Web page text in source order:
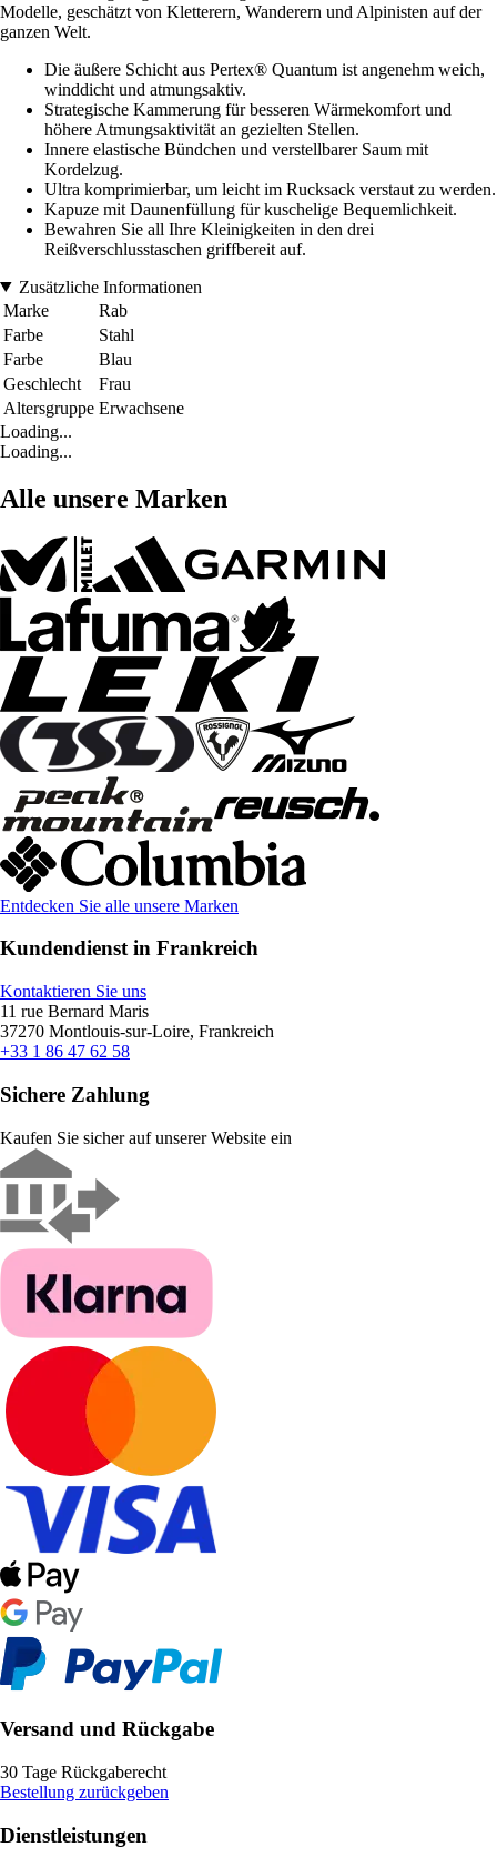
Modelle, geschätzt von Kletterern, Wanderern und Alpinisten auf der
ganzen Welt.
Die äußere Schicht aus Pertex® Quantum ist angenehm weich,
winddicht und atmungsaktiv.
Strategische Kammerung für besseren Wärmekomfort und
höhere Atmungsaktivität an gezielten Stellen.
Innere elastische Bündchen und verstellbarer Saum mit
Kordelzug.
Ultra komprimierbar, um leicht im Rucksack verstaut zu werden.
Kapuze mit Daunenfüllung für kuschelige Bequemlichkeit.
Bewahren Sie all Ihre Kleinigkeiten in den drei
Reißverschlusstaschen griffbereit auf.
Zusätzliche Informationen
Marke
Rab
Farbe
Stahl
Farbe
Blau
Geschlecht
Frau
Altersgruppe Erwachsene
Loading...
Loading...
Alle unsere Marken
Entdecken Sie alle unsere Marken
Kundendienst in Frankreich
Kontaktieren Sie uns
11 rue Bernard Maris
37270 Montlouis-sur-Loire, Frankreich
+33 1 86 47 62 58
Sichere Zahlung
Kaufen Sie sicher auf unserer Website ein
Versand und Rückgabe
30 Tage Rückgaberecht
Bestellung zurückgeben
Dienstleistungen